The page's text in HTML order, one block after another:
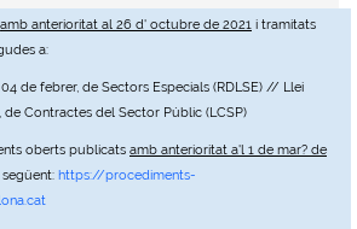
amb anterioritat al 26 d' octubre de 2021 i tramitats
a:
de febrer, de Sectors Especials (RDLSE) // Llei
Contractes del Sector Públic (LCSP)
oberts publicats amb anterioritat a'l 1 de mar? de
https://procediments-